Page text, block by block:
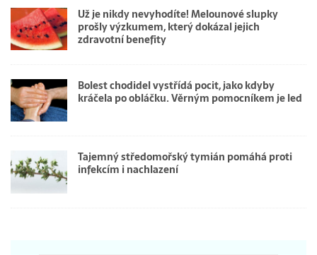
Už je nikdy nevyhodíte! Melounové slupky
prošly výzkumem, který dokázal jejich
zdravotní benefity
Bolest chodidel vystřídá pocit, jako kdyby
kráčela po obláčku. Věrným pomocníkem je led
Tajemný středomořský tymián pomáhá proti
infekcím i nachlazení